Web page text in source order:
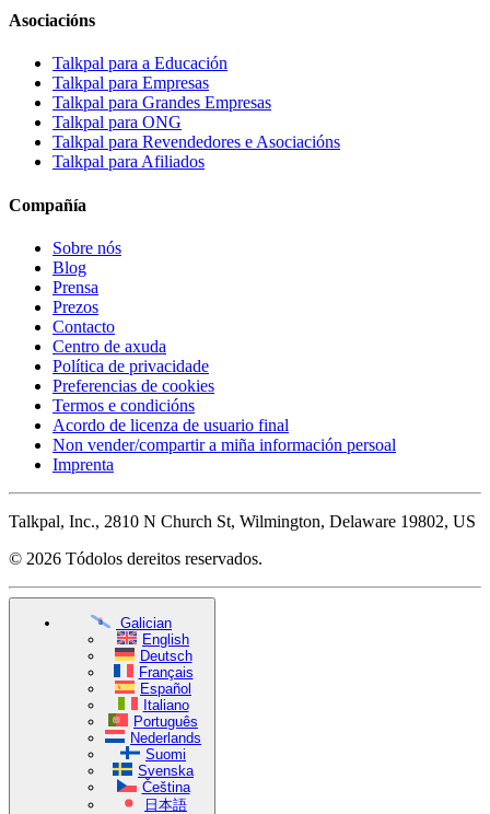
Asociacións
Talkpal para a Educación
Talkpal para Empresas
Talkpal para Grandes Empresas
Talkpal para ONG
Talkpal para Revendedores e Asociacións
Talkpal para Afiliados
Compañía
Sobre nós
Blog
Prensa
Prezos
Contacto
Centro de axuda
Política de privacidade
Preferencias de cookies
Termos e condicións
Acordo de licenza de usuario final
Non vender/compartir a miña información persoal
Imprenta
Talkpal, Inc., 2810 N Church St, Wilmington, Delaware 19802, US
© 2026 Tódolos dereitos reservados.
Galician
English
Deutsch
Français
Español
Italiano
Português
Nederlands
Suomi
Svenska
Čeština
日本語